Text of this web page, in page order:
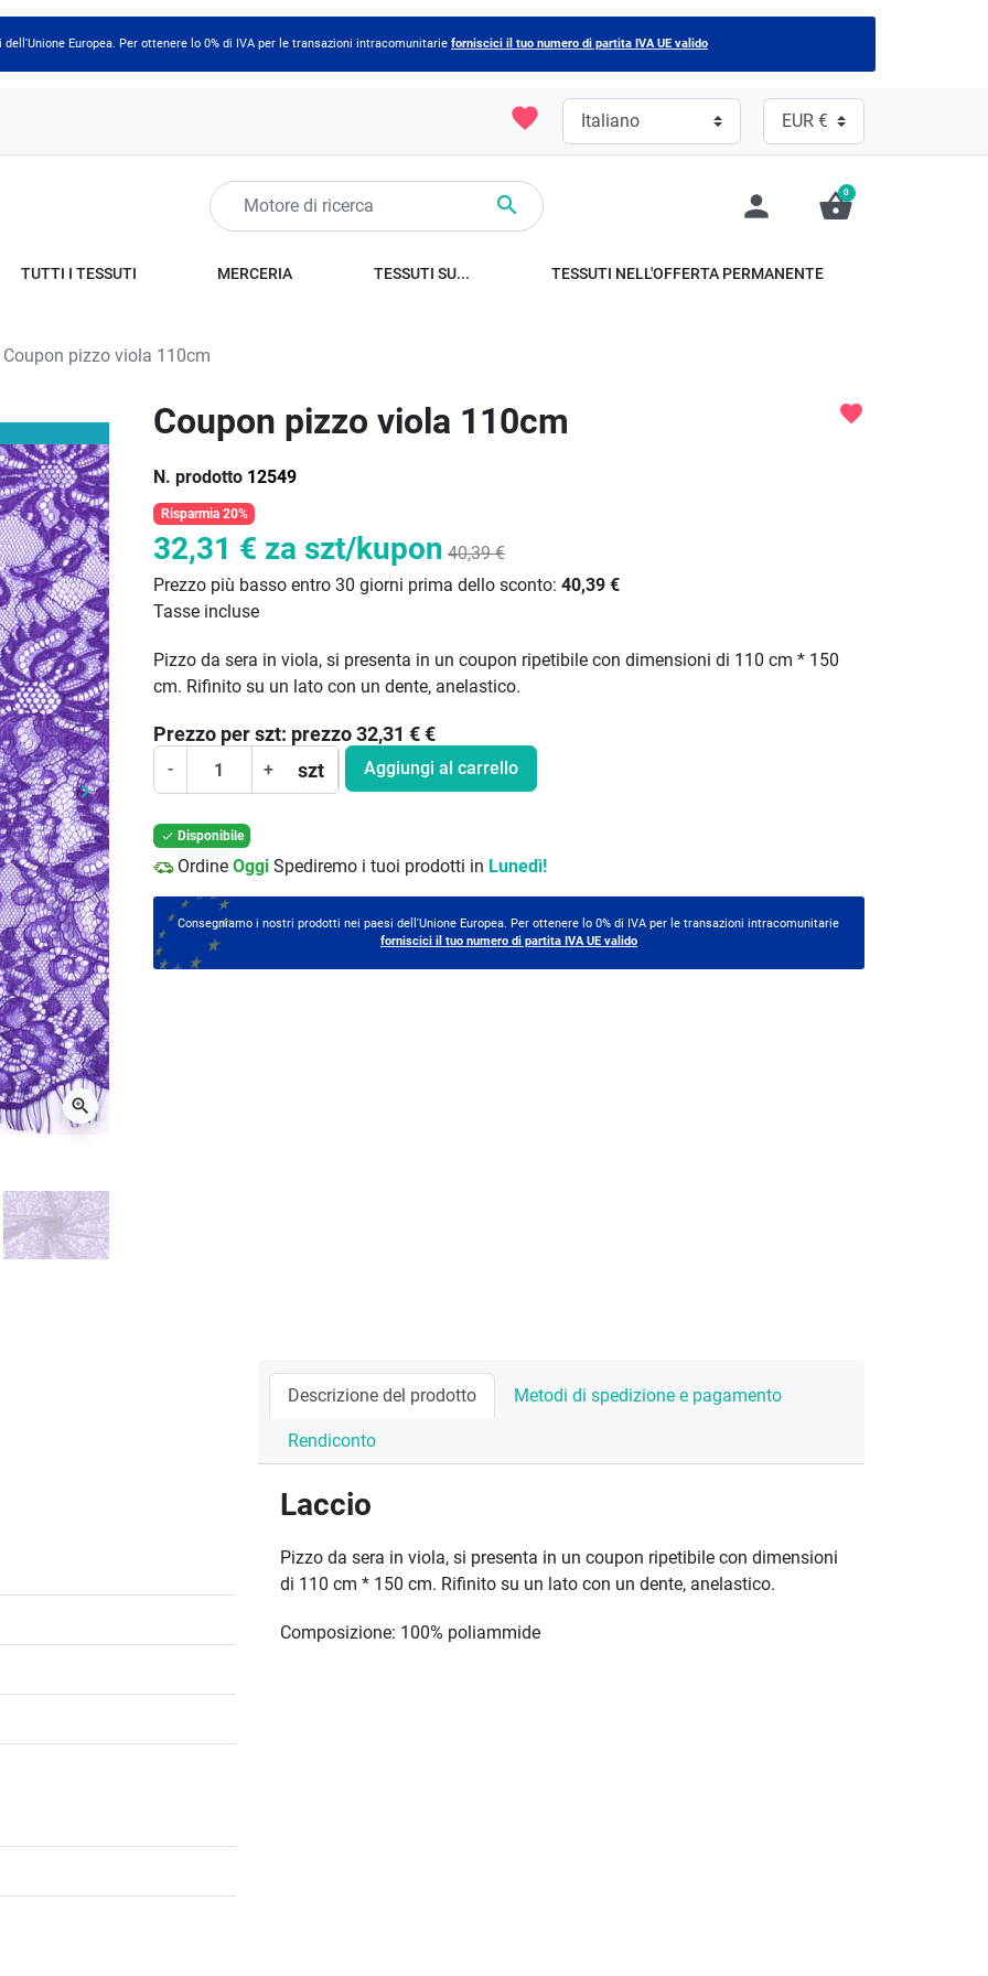
Europea. Per ottenere lo 0% di IVA per le transazioni intracomunitarie forniscici il tuo numero di partita IVA UE valido
favorite
 person shopping_basket
0
TUTTI I TESSUTI MERCERIA TESSUTI SU... TESSUTI NELL'OFFERTA PERMANENTE
Coupon pizzo viola 110cm
Prossimo
keyboard_arrow_right
zoom_in
Coupon pizzo viola 110cm
N. prodotto 12549
favorite
Risparmia 20%
32,31 € za szt/kupon 40,39 €
Prezzo più basso entro 30 giorni prima dello sconto: 40,39 €
Tasse incluse
Pizzo da sera in viola, si presenta in un coupon ripetibile con dimensioni di 110 cm * 150
cm. Rifinito su un lato con un dente, anelastico.
Prezzo perszt: prezzo 32,31 €€
- + szt Aggiungi al carrello
 Disponibile
Ordine Oggi Spediremo i tuoi prodotti in Lunedì!
Consegniamo i nostri prodotti nei paesi dell'Unione Europea. Per ottenere lo 0% di IVA per le transazioni intracomunitarie
forniscici il tuo numero di partita IVA UE valido
Descrizione del prodotto Metodi di spedizione e pagamento
Rendiconto
Laccio
Pizzo da sera in viola, si presenta in un coupon ripetibile con dimensioni
di 110 cm * 150 cm. Rifinito su un lato con un dente, anelastico.
Composizione: 100% poliammide